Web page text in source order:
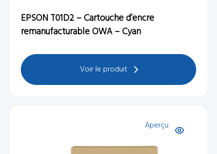
EPSON T01D2 – Cartouche d’encre
remanufacturable OWA – Cyan
Voir le produit
Aperçu